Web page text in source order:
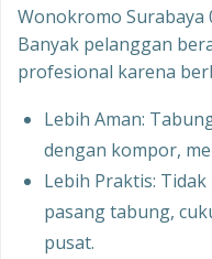
Wonokromo Surabaya
Banyak pelanggan
profesional karena
Lebih Aman:
dengan kompor,
Lebih Praktis:
pasang tabung,
pusat.